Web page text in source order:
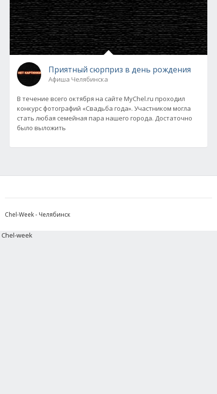
Приятный сюрприз в день рождения
Афиша Челябинска
В течение всего октября на сайте MyChel.ru проходил
конкурс фотографий «Свадьба года». Участником могла
стать любая семейная пара нашего города. Достаточно
было выложить
Chel-Week - Челябинск
Chel-week